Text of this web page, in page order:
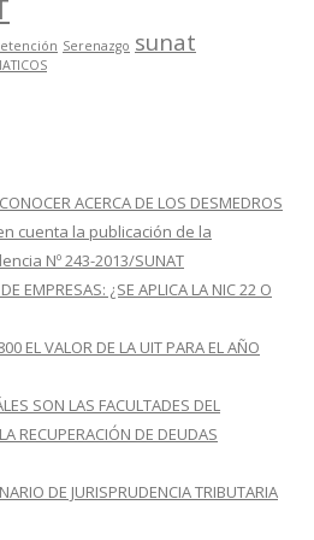
Serenazgo sunat
ACERCA DE LOS DESMEDROS
en cuenta la publicación de la
Nº 243-2013/SUNAT
EMPRESAS: ¿SE APLICA LA NIC 22 O
EL VALOR DE LA UIT PARA EL AÑO
SON LAS FACULTADES DEL
RECUPERACIÓN DE DEUDAS
DE JURISPRUDENCIA TRIBUTARIA